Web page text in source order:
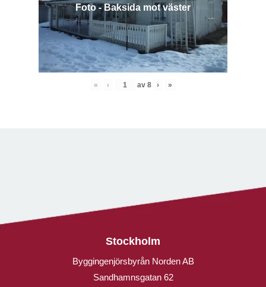
Foto - Baksida mot väster
« ‹ av 8 › »
Stockholm
Byggingenjörsbyrån Norden AB
Sandhamnsgatan 62